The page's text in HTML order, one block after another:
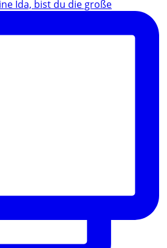
Ida, bist du die große